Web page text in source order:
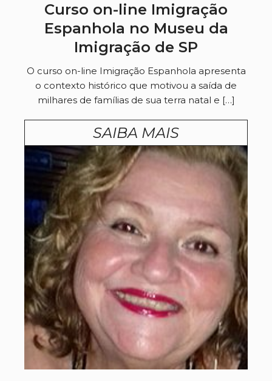
Curso on-line Imigração
Espanhola no Museu da
Imigração de SP
O curso on-line Imigração Espanhola apresenta
o contexto histórico que motivou a saída de
milhares de famílias de sua terra natal e […]
SAIBA MAIS